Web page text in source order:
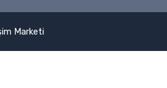
Marketi